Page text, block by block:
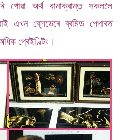
পোৱা অৰ্থ বানাক্ৰান্ত সকললৈ
এখন ব্লেডেৰে ব্ৰমিড পেপাৰত
প্ৰেইণ্টিং।